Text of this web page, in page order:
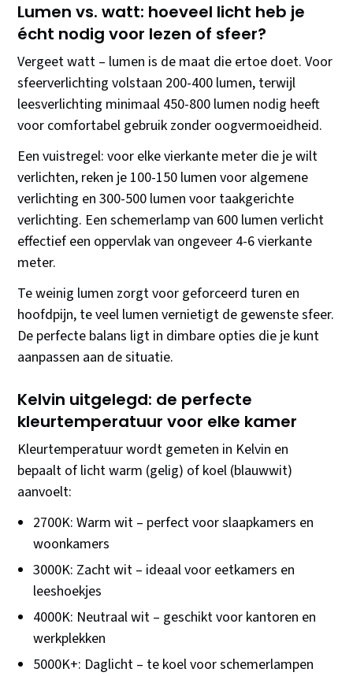
Lumen vs. watt: hoeveel licht heb je
écht nodig voor lezen of sfeer?
Vergeet watt – lumen is de maat die ertoe doet. Voor
sfeerverlichting volstaan 200-400 lumen, terwijl
leesverlichting minimaal 450-800 lumen nodig heeft
voor comfortabel gebruik zonder oogvermoeidheid.
Een vuistregel: voor elke vierkante meter die je wilt
verlichten, reken je 100-150 lumen voor algemene
verlichting en 300-500 lumen voor taakgerichte
verlichting. Een schemerlamp van 600 lumen verlicht
effectief een oppervlak van ongeveer 4-6 vierkante
meter.
Te weinig lumen zorgt voor geforceerd turen en
hoofdpijn, te veel lumen vernietigt de gewenste sfeer.
De perfecte balans ligt in dimbare opties die je kunt
aanpassen aan de situatie.
Kelvin uitgelegd: de perfecte
kleurtemperatuur voor elke kamer
Kleurtemperatuur wordt gemeten in Kelvin en
bepaalt of licht warm (gelig) of koel (blauwwit)
aanvoelt:
2700K: Warm wit – perfect voor slaapkamers en
woonkamers
3000K: Zacht wit – ideaal voor eetkamers en
leeshoekjes
4000K: Neutraal wit – geschikt voor kantoren en
werkplekken
5000K+: Daglicht – te koel voor schemerlampen